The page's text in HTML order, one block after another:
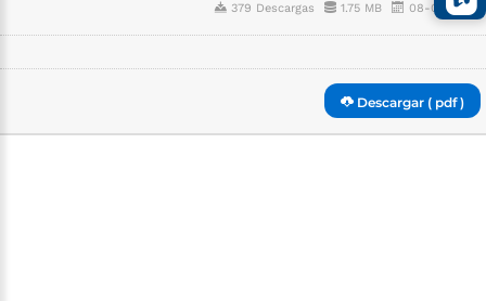
379 Descargas 1.75 MB 08-08-2024
Descargar ( pdf )